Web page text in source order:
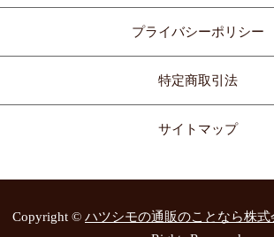
プライバシーポリシー
特定商取引法
サイトマップ
Copyright © ハツシモの通販のことなら株